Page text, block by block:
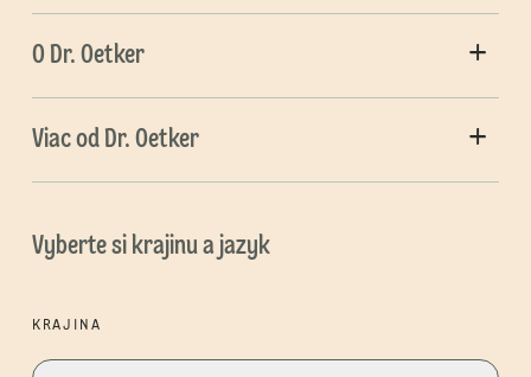
O Dr. Oetker
Viac od Dr. Oetker
Vyberte si krajinu a jazyk
KRAJINA